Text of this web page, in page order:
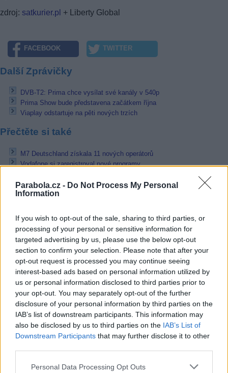
Parabola.cz - Do Not Process My Personal
Information
If you wish to opt-out of the sale, sharing to third parties, or
processing of your personal or sensitive information for
targeted advertising by us, please use the below opt-out
section to confirm your selection. Please note that after your
opt-out request is processed you may continue seeing
interest-based ads based on personal information utilized by
us or personal information disclosed to third parties prior to
your opt-out. You may separately opt-out of the further
disclosure of your personal information by third parties on the
IAB’s list of downstream participants. This information may
also be disclosed by us to third parties on the IAB’s List of
Downstream Participants that may further disclose it to other
Personal Data Processing Opt Outs
zdroj: satkurier.pl + Liberty Global
FACEBOOK TWITTER
Další Zprávičky
DVB-T2: Prima chce vysílat své kanály v 540p
Prima Show bude představena začátkem října
Viaplay odstartuje na pěti nových trzích
Přečtěte si také
M7 Deutschland získala 11 nových operátorů
Vodafone si zaregistroval nové programy
Reklama
Pracovní nabídky
06.08.2026 -
Bosch Powertrain s.r.o. Jihlava • CNC operátor• mzda
Kč • náborový bonus 50.000 Kč • příspěvek na ubytování (Jihlava,
Jihlava)
06.08.2026 -Bosch Powertrain s.r.o. • montážní dělník • mzda 44.700
týdenní zálohy na mzdu 2.000 Kč (Jihlava, okres Jihlava)
Bosch Powertrain s.r.o. Jihlava • práce ve skladu • mzda
48.400 Kč • náborový bonus 50.000 Kč • ubytování (Jihlava, okres
06.08.2026 - Bosch Powertrain s.r.o. Jihlava • střídač • mzda 48.400
příspěvek na ubytování (Jihlava, okres Jihlava)
06.08.2026 -Bosch Powertrain s.r.o. • seřizování strojů • mzda
náborový bonus 100.000 Kč • ubytování (Jihlava, okres Jihlava)
... další nabídky zaměstnání
Vybrané články